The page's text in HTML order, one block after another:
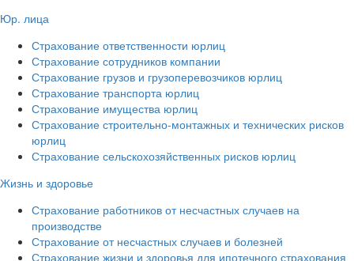
Юр. лица
Страхование ответственности юрлиц
Страхование сотрудников компании
Страхование грузов и грузоперевозчиков юрлиц
Страхование транспорта юрлиц
Страхование имущества юрлиц
Страхование строительно-монтажных и технических рисков
юрлиц
Страхование сельскохозяйственных рисков юрлиц
Жизнь и здоровье
Страхование работников от несчастных случаев на
производстве
Страхование от несчастных случаев и болезней
Страхование жизни и здоровья для ипотечного страхования